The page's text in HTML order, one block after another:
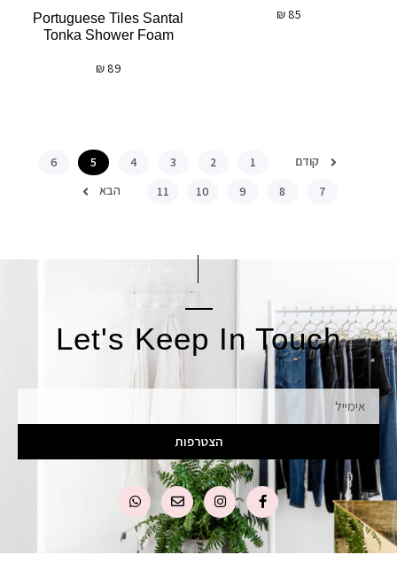
85
₪
Portuguese Tiles Santal
Tonka Shower Foam
89
₪
קודם 1
2
3
4
5
6
7
8
9
10
11 הבא
Let's Keep In Touch
אימייל
הצטרפות